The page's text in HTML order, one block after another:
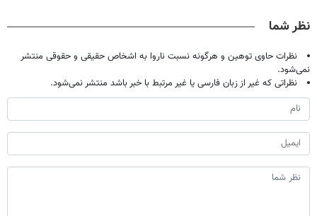
نظر شما
نظرات حاوی توهین و هرگونه نسبت ناروا به اشخاص حقیقی و حقوقی منتشر
نمی‌شود.
نظراتی که غیر از زبان فارسی یا غیر مرتبط با خبر باشد منتشر نمی‌شود.